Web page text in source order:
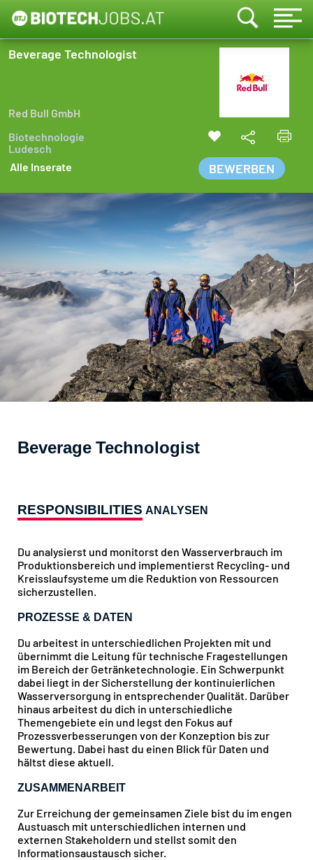
Beverage Technologist
Red Bull GmbH
Biotechnologie
Ludesch
Alle Inserate
BEWERBEN
Beverage Technologist
RESPONSIBILITIES ANALYSEN
Du analysierst und monitorst den Wasserverbrauch im
Produktionsbereich und implementierst Recycling- und
Kreisslaufsysteme um die Reduktion von Ressourcen
sicherzustellen.
PROZESSE & DATEN
Du arbeitest in unterschiedlichen Projekten mit und
übernimmt die Leitung für technische Fragestellungen
im Bereich der Getränketechnologie. Ein Schwerpunkt
dabei liegt in der Sicherstellung der kontinuierlichen
Wasserversorgung in entsprechender Qualität. Darüber
hinaus arbeitest du dich in unterschiedliche
Themengebiete ein und legst den Fokus auf
Prozessverbesserungen von der Konzeption bis zur
Bewertung. Dabei hast du einen Blick für Daten und
hältst diese aktuell.
ZUSAMMENARBEIT
Zur Erreichung der gemeinsamen Ziele bist du im engen
Austuasch mit unterschiedlichen internen und
externen Stakeholdern und stellst somit den
Informationsaustausch sicher.